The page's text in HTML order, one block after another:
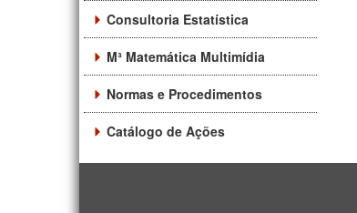
Consultoria Estatística
M³ Matemática Multimídia
Normas e Procedimentos
Catálogo de Ações